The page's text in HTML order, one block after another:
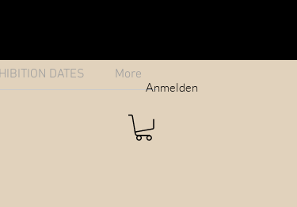
Anmelden
DATES More